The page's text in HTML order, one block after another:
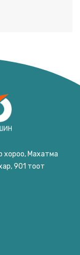
хороо, Махатма
901 тоот